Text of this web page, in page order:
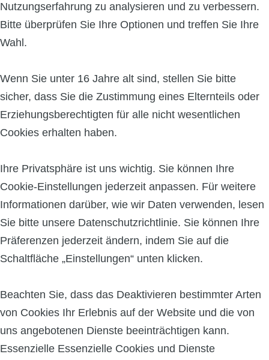
Nutzungserfahrung zu analysieren und zu verbessern.
Bitte überprüfen Sie Ihre Optionen und treffen Sie Ihre
Wahl.
Wenn Sie unter 16 Jahre alt sind, stellen Sie bitte
sicher, dass Sie die Zustimmung eines Elternteils oder
Erziehungsberechtigten für alle nicht wesentlichen
Cookies erhalten haben.
Ihre Privatsphäre ist uns wichtig. Sie können Ihre
Cookie-Einstellungen jederzeit anpassen. Für weitere
Informationen darüber, wie wir Daten verwenden, lesen
Sie bitte unsere Datenschutzrichtlinie. Sie können Ihre
Präferenzen jederzeit ändern, indem Sie auf die
Schaltfläche „Einstellungen“ unten klicken.
Beachten Sie, dass das Deaktivieren bestimmter Arten
von Cookies Ihr Erlebnis auf der Website und die von
uns angebotenen Dienste beeinträchtigen kann.
Essenzielle Essenzielle Cookies und Dienste